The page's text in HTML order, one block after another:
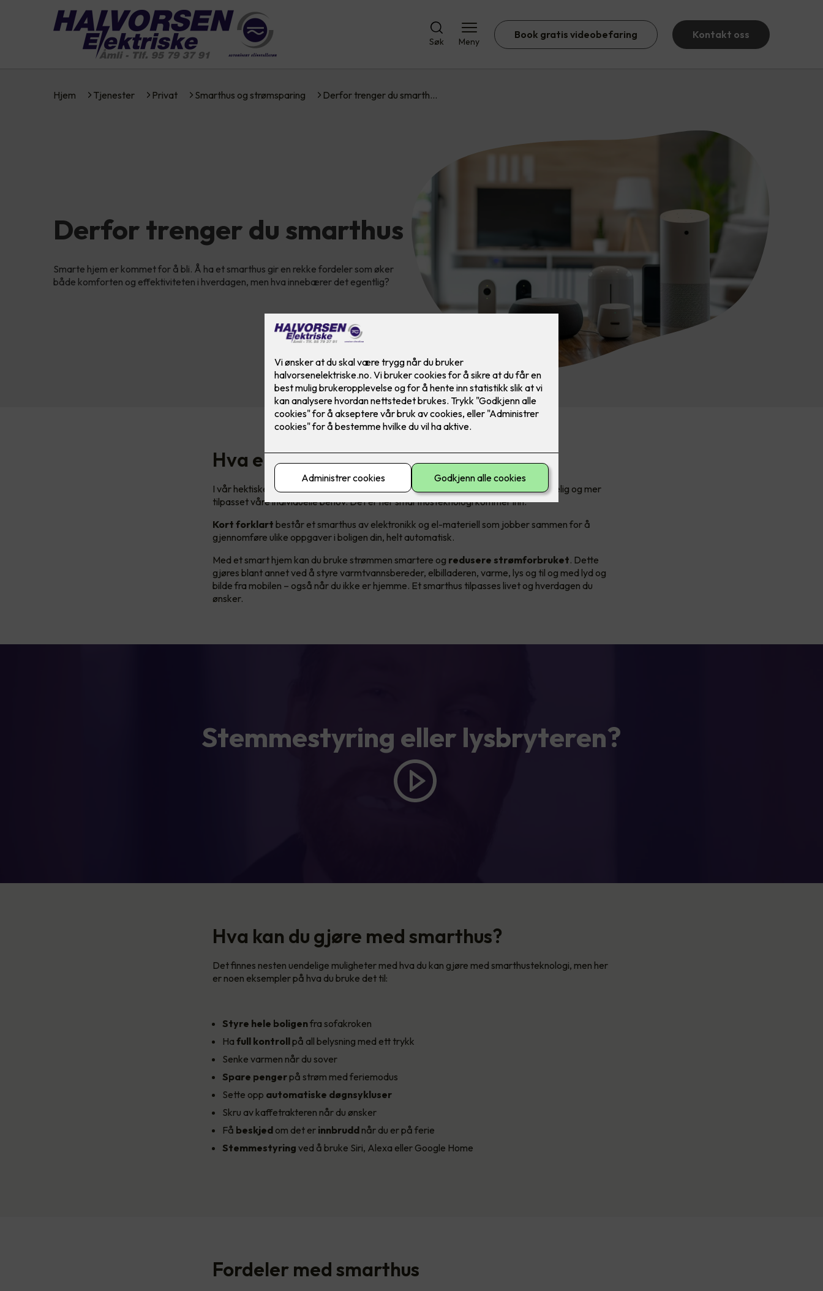
Søk Meny
Book gratis videobefaring Kontakt oss
Hjem Tjenester Privat Smarthus og strømsparing Derfor trenger du smarth…
Derfor trenger du smarthus
Smarte hjem er kommet for å bli. Å ha et smarthus gir en rekke fordeler som øker
både komforten og effektiviteten i hverdagen, men hva innebærer det egentlig?
Hva er egentlig et smarthus?
I vår hektiske hverdag søker vi stadig etter måter å gjøre livet enklere, mer behagelig og mer
tilpasset våre individuelle behov. Det er her smarthusteknologi kommer inn.
Kort forklart består et smarthus av elektronikk og el-materiell som jobber sammen for å
gjennomføre ulike oppgaver i boligen din, helt automatisk.
Med et smart hjem kan du bruke strømmen smartere og redusere strømforbruket. Dette
gjøres blant annet ved å styre varmtvannsbereder, elbilladeren, varme, lys og til og med lyd og
bilde fra mobilen – også når du ikke er hjemme. Et smarthus tilpasses livet og hverdagen du
ønsker.
Stemmestyring eller lysbryteren?
Hva kan du gjøre med smarthus?
Det finnes nesten uendelige muligheter med hva du kan gjøre med smarthusteknologi, men her
er noen eksempler på hva du bruke det til:
Styre hele boligenfra sofakroken
Ha full kontrollpå all belysning med ett trykk
Senke varmen når du sover
Spare pengerpå strøm med feriemodus
Sette opp automatiske døgnsykluser
Skru av kaffetrakteren når du ønsker
Få beskjed om det er innbrudd når du er på ferie
Stemmestyring ved å bruke Siri, Alexa eller Google Home
Fordeler med smarthus